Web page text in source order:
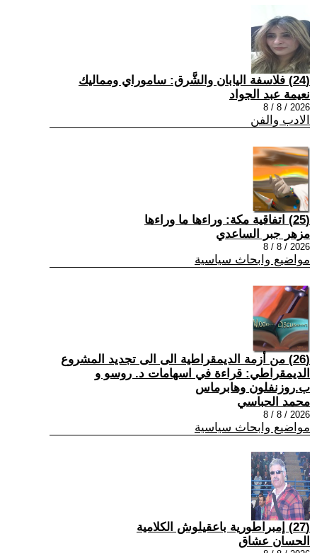
(24) فلاسفة اليابان والشَّرق: ساموراي ومماليك
نعيمة عبد الجواد
2026 / 8 / 8
الادب والفن
(25) اتفاقية مكة: وراءها ما وراءها
مزهر جبر الساعدي
2026 / 8 / 8
مواضيع وابحاث سياسية
(26) من أزمة الديمقراطية الى الى تجديد المشروع
الديمقراطي: قراءة في اسهامات د. روسو و
ب.روزنفلون وهابرماس
محمد الحباسي
2026 / 8 / 8
مواضيع وابحاث سياسية
(27) إمبراطورية باعقيلوش الكلامية
الحسان عشاق